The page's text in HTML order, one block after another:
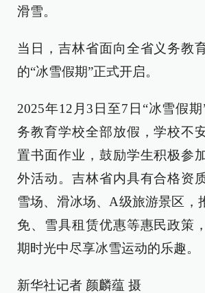
滑雪。
当日，吉林省面向全省义务教
的“冰雪假期”正式开启。
2025年12月3日至7日“冰雪假
务教育学校全部放假，学校不
置书面作业，鼓励学生积极参
外活动。吉林省内具有合格资
雪场、滑冰场、A级旅游景区，
免、雪具租赁优惠等惠民政策
期时光中尽享冰雪运动的乐趣。
新华社记者 颜麟蕴 摄